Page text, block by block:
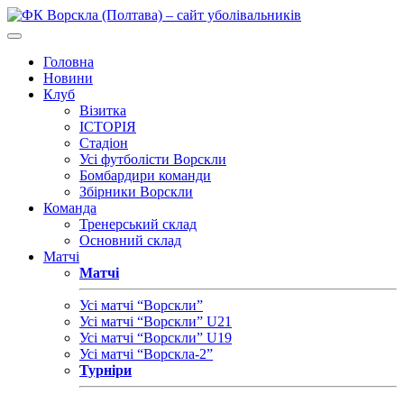
Головна
Новини
Клуб
Візитка
ІСТОРІЯ
Стадіон
Усі футболісти Ворскли
Бомбардири команди
Збірники Ворскли
Команда
Тренерський склад
Основний склад
Матчі
Матчі
Усі матчі “Ворскли”
Усі матчі “Ворскли” U21
Усі матчі “Ворскли” U19
Усі матчі “Ворскла-2”
Турніри